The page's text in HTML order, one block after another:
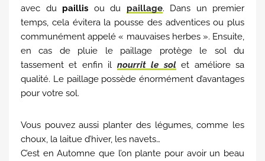
avec du paillis ou du paillage. Dans un premier
temps, cela évitera la pousse des adventices ou plus
communément appelé « mauvaises herbes ». Ensuite,
en cas de pluie le paillage protège le sol du
tassement et enfin il nourrit le solet améliore sa
qualité. Le paillage possède énormément d’avantages
pour votre sol.
Vous pouvez aussi planter des légumes, comme les
choux, la laitue d’hiver, les navets…
C’est en Automne que l’on plante pour avoir un beau